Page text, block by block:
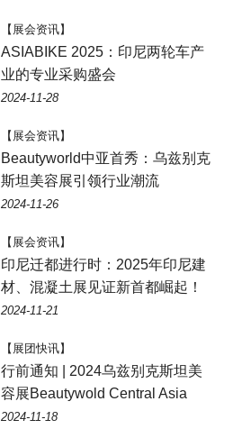
【展会资讯】
ASIABIKE 2025：印尼两轮车产
业的专业采购盛会
2024-11-28
【展会资讯】
Beautyworld中亚首秀：乌兹别克
斯坦美容展引领行业潮流
2024-11-26
【展会资讯】
印尼迁都进行时：2025年印尼建
材、混凝土展见证新首都崛起！
2024-11-21
【展团快讯】
行前通知 | 2024乌兹别克斯坦美
容展Beautywold Central Asia
2024-11-18